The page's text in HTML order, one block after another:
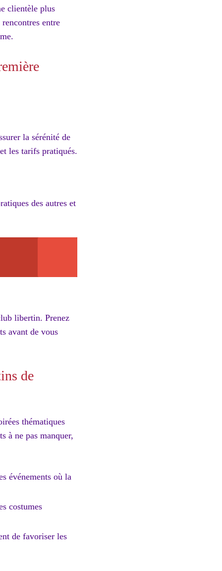
clientèle plus
entre
la sérénité de
les tarifs pratiqués.
des autres et
libertin. Prenez
avant de vous
de
thématiques
à ne pas manquer,
événements où la
costumes
de favoriser les